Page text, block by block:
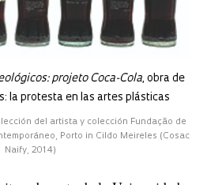
projeto Coca-Cola, obra de
la protesta en las artes plásticas
del artista y colección Fundação de
Porto in Cildo Meireles (Cosac
Naify, 2014)